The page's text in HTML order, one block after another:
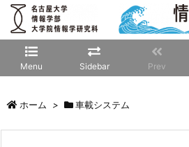
Menu Sidebar Prev
ホーム > 車載システム